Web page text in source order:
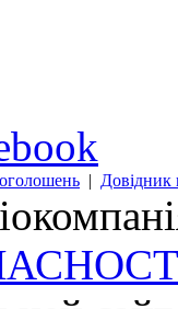
| Довідник